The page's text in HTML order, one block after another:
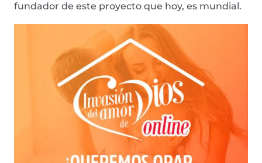
fundador de este proyecto que hoy, es mundial.